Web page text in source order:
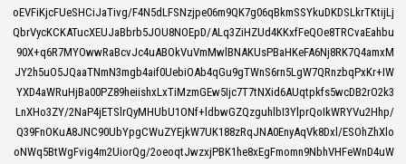
oEVFiKjcFUeSHCiJaTivg/F4N5dLFSNzjpe06m9QK7g06qBkmSSYkuDKDSLkrTKtijLj
QbrVycKCKATucXEUJaBbrb5JOU8NOEpD/ALq3ZiHZUd4KKxfFeQOe8TRCvaEahbu
90X+q6R7MYOwwRaBcvJc4uABOkVuVmMwlBNAKUsPBaHKeFA6Nj8RK7Q4amxM
JY2h5uO5JQaaTNmN3mgb4aif0UebiOAb4qGu9gTWnS6rn5LgW7QRnzbqPxKr+IW
YXD4aWRuHjBa00PZ89heiishxLxTiMzmGEw5Ijc7T7tNXid6AUqtpkfs5wcDB2rO2k3
LnXHo3ZY/2NaP4jETSlrQyMHUbU1ONf+ldbwGZQzguhlbI3YlprQoIkWRYVu2Hhp/
Q39FnOKuA8JNC90UbYpgCWuZYEjkW7UK188zRqJNA0EnyAqVk8Dxl/ESOhZhXlo
oNWq5BtWgFvig4m2UiorQg/2oeoqtJwzxjPBK1he8xEgFmomn9NbhVHFeWnD4uW